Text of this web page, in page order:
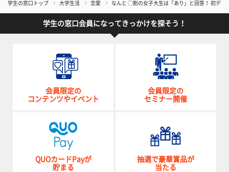
学生の窓口トップ 大学生活 恋愛 なんと ◯割の女子大生は「あり」と回答！ 初デー
学生の窓口会員になってきっかけを探そう！
会員限定の
コンテンツやイベント
会員限定の
セミナー開催
QUOカードPayが
貯まる
抽選で豪華賞品が
当たる